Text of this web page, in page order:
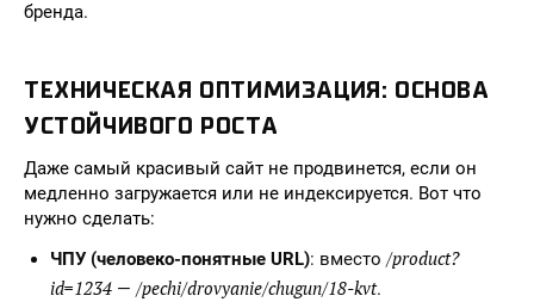
бренда.
ТЕХНИЧЕСКАЯ ОПТИМИЗАЦИЯ: ОСНОВА
УСТОЙЧИВОГО РОСТА
Даже самый красивый сайт не продвинется, если он
медленно загружается или не индексируется. Вот что
нужно сделать:
ЧПУ (человеко-понятные URL): вместо /product?
id=1234 — /pechi/drovyanie/chugun/18-kvt.